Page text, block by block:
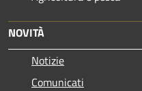
NOVITÀ
Notizie
Comunicati